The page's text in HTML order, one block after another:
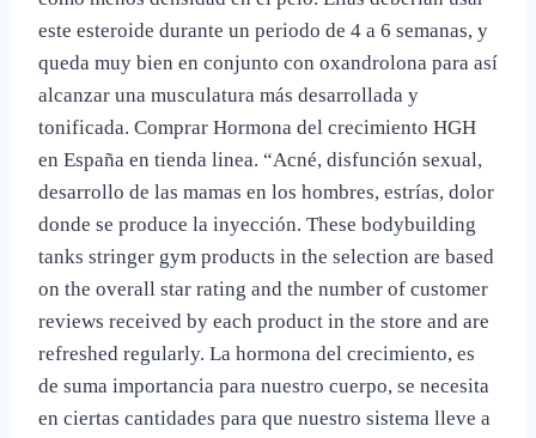
este esteroide durante un periodo de 4 a 6 semanas, y
queda muy bien en conjunto con oxandrolona para así
alcanzar una musculatura más desarrollada y
tonificada. Comprar Hormona del crecimiento HGH
en España en tienda linea. “Acné, disfunción sexual,
desarrollo de las mamas en los hombres, estrías, dolor
donde se produce la inyección. These bodybuilding
tanks stringer gym products in the selection are based
on the overall star rating and the number of customer
reviews received by each product in the store and are
refreshed regularly. La hormona del crecimiento, es
de suma importancia para nuestro cuerpo, se necesita
en ciertas cantidades para que nuestro sistema lleve a